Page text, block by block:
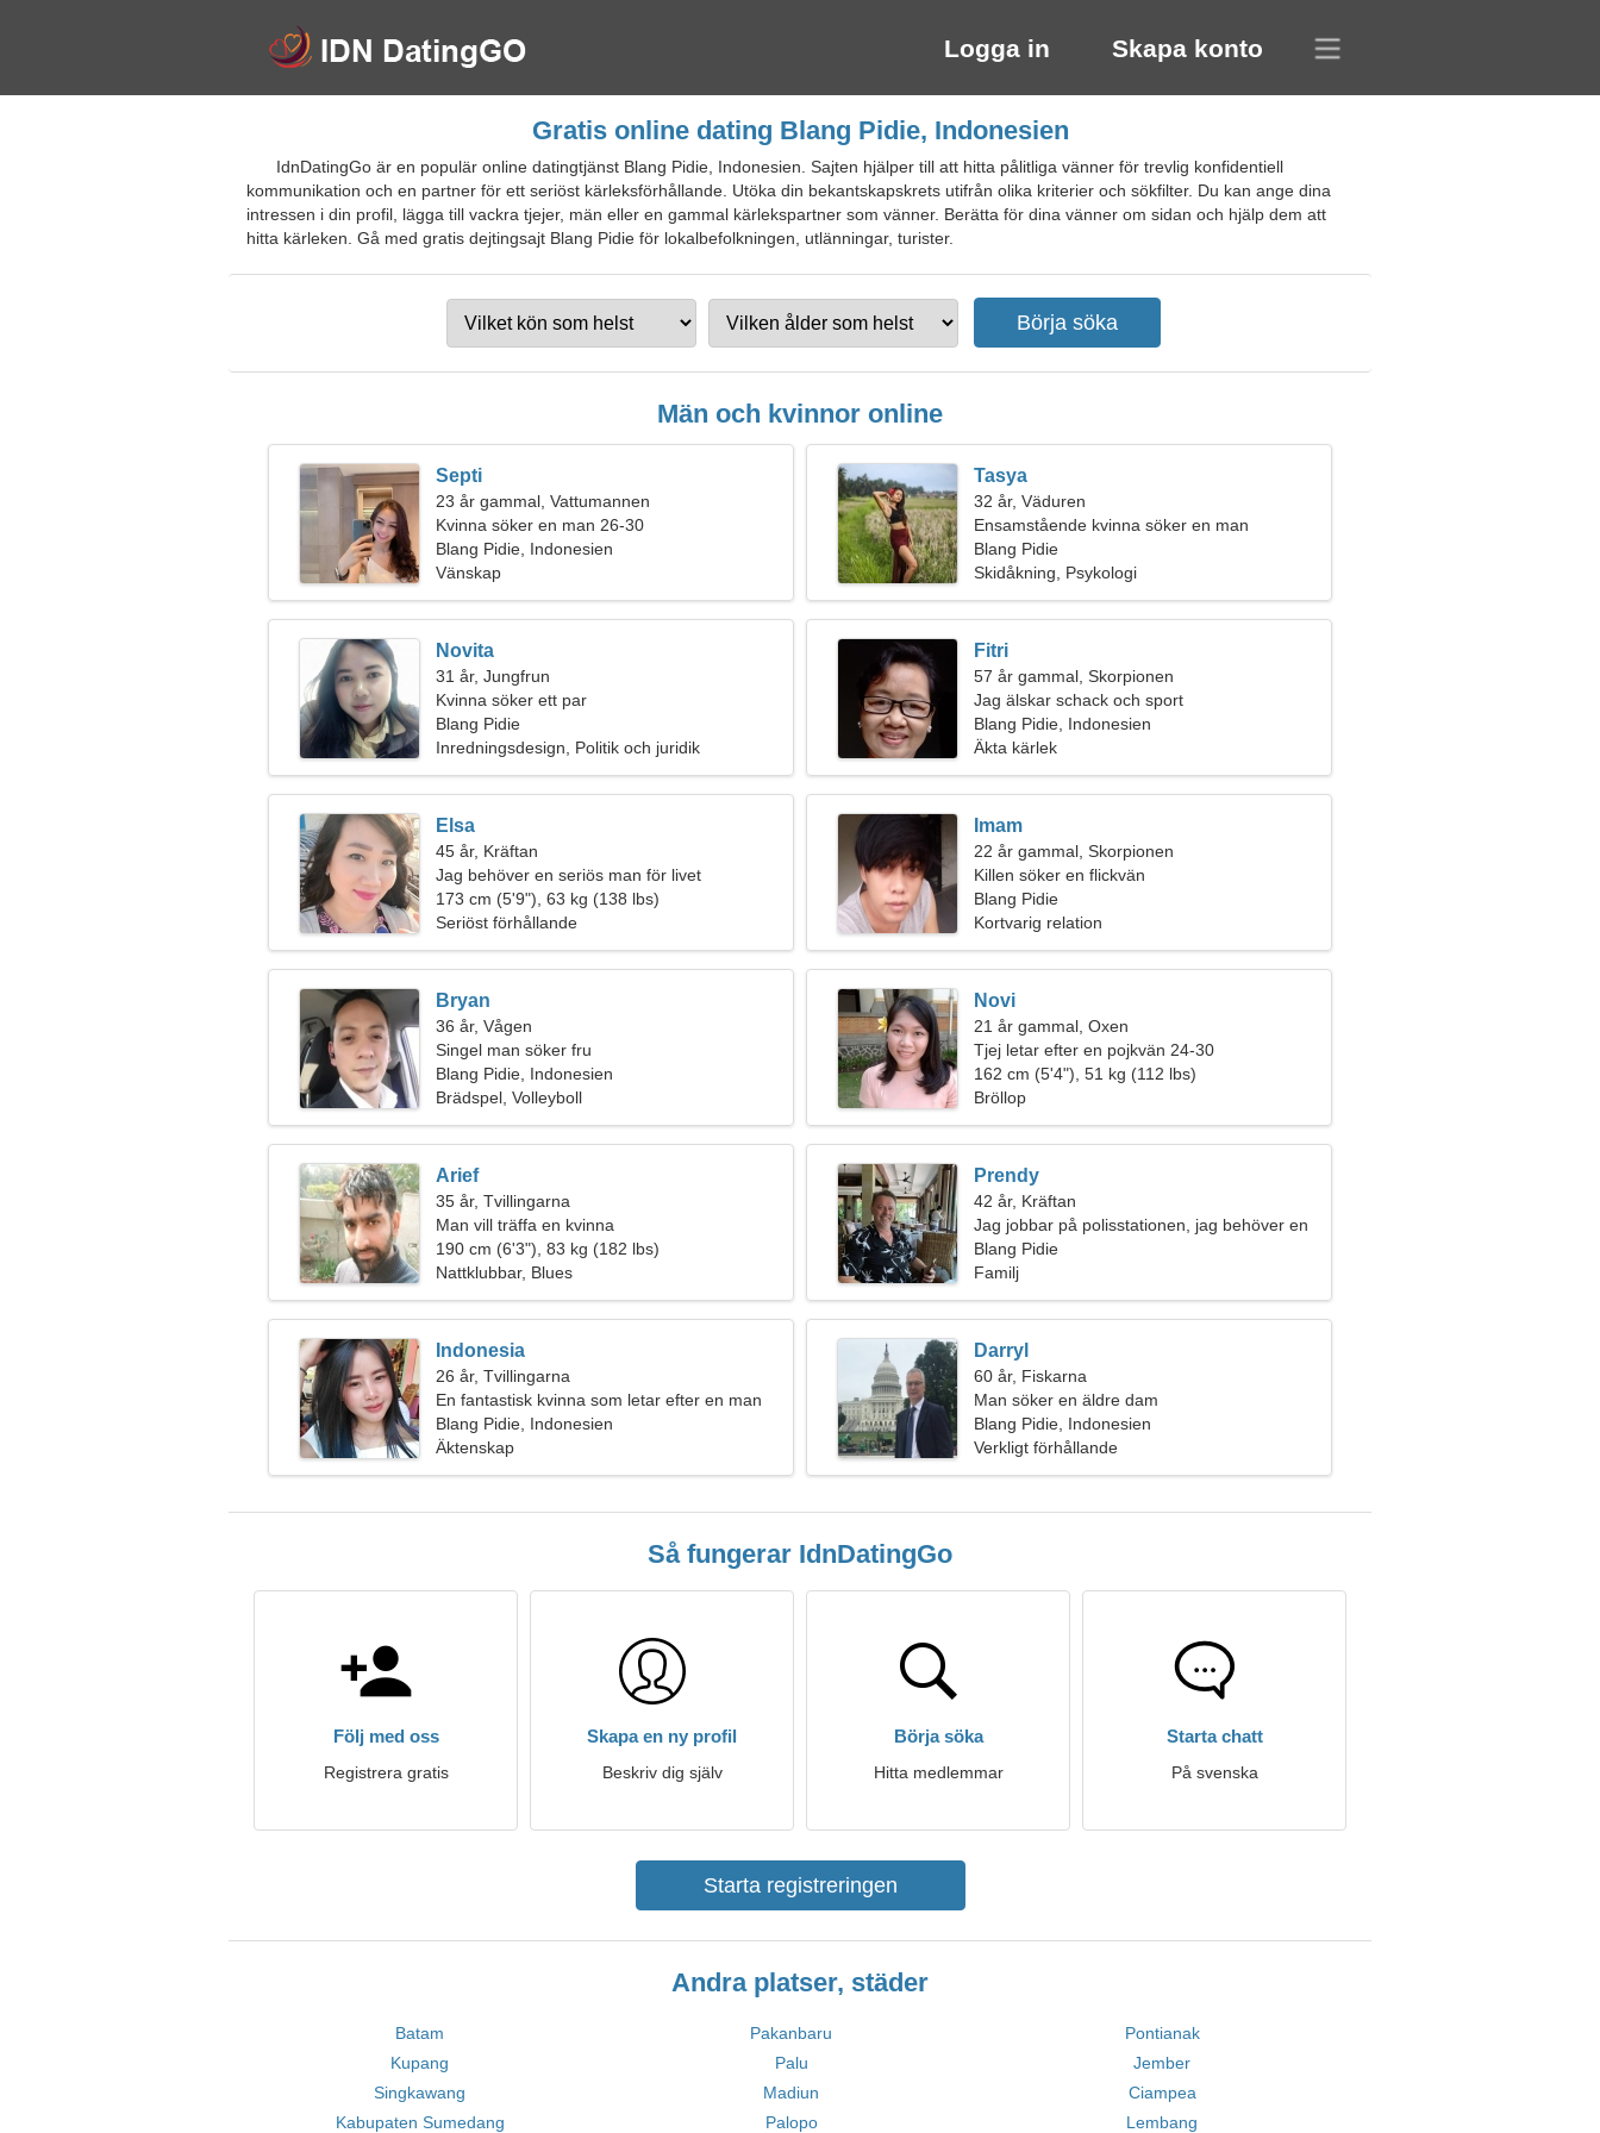
Logga in Skapa konto
Gratis online dating Blang Pidie, Indonesien
IdnDatingGo är en populär online datingtjänst Blang Pidie, Indonesien. Sajten hjälper till att hitta pålitliga vänner för trevlig konfidentiell
kommunikation och en partner för ett seriöst kärleksförhållande. Utöka din bekantskapskrets utifrån olika kriterier och sökfilter. Du kan ange dina
intressen i din profil, lägga till vackra tjejer, män eller en gammal kärlekspartner som vänner. Berätta för dina vänner om sidan och hjälp dem att
hitta kärleken. Gå med gratis dejtingsajt Blang Pidie för lokalbefolkningen, utlänningar, turister.
Män och kvinnor online
Septi
23 år gammal, Vattumannen
Kvinna söker en man 26-30
Blang Pidie, Indonesien
Vänskap
Tasya
32 år, Väduren
Ensamstående kvinna söker en man
Blang Pidie
Skidåkning, Psykologi
Novita
31 år, Jungfrun
Kvinna söker ett par
Blang Pidie
Inredningsdesign, Politik och juridik
Fitri
57 år gammal, Skorpionen
Jag älskar schack och sport
Blang Pidie, Indonesien
Äkta kärlek
Elsa
45 år, Kräftan
Jag behöver en seriös man för livet
173 cm (5'9"), 63 kg (138 lbs)
Seriöst förhållande
Imam
22 år gammal, Skorpionen
Killen söker en flickvän
Blang Pidie
Kortvarig relation
Bryan
36 år, Vågen
Singel man söker fru
Blang Pidie, Indonesien
Brädspel, Volleyboll
Novi
21 år gammal, Oxen
Tjej letar efter en pojkvän 24-30
162 cm (5'4"), 51 kg (112 lbs)
Bröllop
Arief
35 år, Tvillingarna
Man vill träffa en kvinna
190 cm (6'3"), 83 kg (182 lbs)
Nattklubbar, Blues
Prendy
42 år, Kräftan
Jag jobbar på polisstationen, jag behöver en
trevlig kvinna
Blang Pidie
Familj
Indonesia
26 år, Tvillingarna
En fantastisk kvinna som letar efter en man
Blang Pidie, Indonesien
Äktenskap
Darryl
60 år, Fiskarna
Man söker en äldre dam
Blang Pidie, Indonesien
Verkligt förhållande
Så fungerar IdnDatingGo
Följ med oss
Registrera gratis
Skapa en ny profil
Beskriv dig själv
Börja söka
Hitta medlemmar
Starta chatt
På svenska
Starta registreringen
Andra platser, städer
Batam Pakanbaru
Pontianak
Kupang
Palu
Jember
Singkawang
Madiun
Ciampea
Kabupaten Sumedang
Palopo Lembang